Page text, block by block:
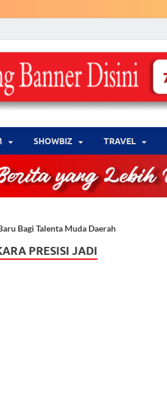
WARNA .com
Lebih Berwarna
‎SHOWBIZ ‎TRAVEL
Bagi Talenta Muda Daerah
PRESISI JADI